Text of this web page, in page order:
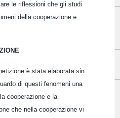
le riflessioni che gli studi
della cooperazione e
è stata elaborata sin
di questi fenomeni una
cooperazione e la
che nella cooperazione vi